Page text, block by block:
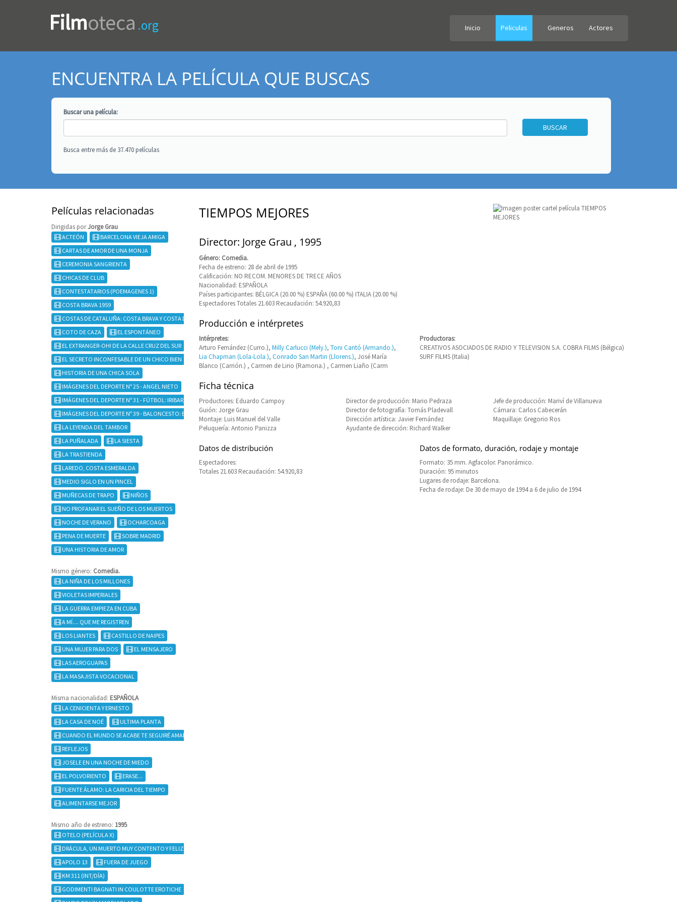
Filmoteca .org Inicio Peliculas Generos Actores
ENCUENTRA LA PELÍCULA QUE BUSCAS
Buscar unapelícula:
Busca entre más de 37.470 películas
Películas relacionadas
Dirigidas porJorge Grau
ACTEÓN
BARCELONA VIEJA AMIGA
CARTAS DE AMOR DE UNA MONJA
CEREMONIA SANGRIENTA
CHICAS DE CLUB
CONTESTATARIOS (POEMAGENES 1)
COSTA BRAVA 1959
COSTAS DE CATALUÑA: COSTA BRAVA Y COSTA DORADA
COTO DE CAZA
EL ESPONTÁNEO
EL EXTRANGER-OH! DE LA CALLE CRUZ DEL SUR
EL SECRETO INCONFESABLE DE UN CHICO BIEN
HISTORIA DE UNA CHICA SOLA
IMÁGENES DEL DEPORTE Nº 25 - ANGEL NIETO
IMÁGENES DEL DEPORTE Nº 31 - FÚTBOL: IRIBAR, EL CHOPO DE SAN MAMÉS
IMÁGENES DEL DEPORTE Nº 39 - BALONCESTO: EMILIANO
LA LEYENDA DEL TAMBOR
LA PUÑALADA
LA SIESTA
LA TRASTIENDA
LAREDO, COSTA ESMERALDA
MEDIO SIGLO EN UN PINCEL
MUÑECAS DE TRAPO
NIÑOS
NO PROFANAR EL SUEÑO DE LOS MUERTOS
NOCHE DE VERANO
OCHARCOAGA
PENA DE MUERTE
SOBRE MADRID
UNA HISTORIA DE AMOR
Mismo género: Comedia.
LA NIÑA DE LOS MILLONES
VIOLETAS IMPERIALES
LA GUERRA EMPIEZA EN CUBA
A MÍ.... QUE ME REGISTREN
LOS LIANTES
CASTILLO DE NAIPES
UNA MUJER PARA DOS
EL MENSAJERO
LAS AEROGUAPAS
LA MASAJISTA VOCACIONAL
Misma nacionalidad: ESPAÑOLA
LA CENICIENTA Y ERNESTO
LA CASA DE NOÉ
ULTIMA PLANTA
CUANDO EL MUNDO SE ACABE TE SEGUIRÉ AMANDO
REFLEJOS
JOSELE EN UNA NOCHE DE MIEDO
EL POLVORIENTO
ERASE...
FUENTE ÁLAMO: LA CARICIA DEL TIEMPO
ALIMENTARSE MEJOR
Mismo año de estreno: 1995
OTELO (PELÍCULA X)
DRÁCULA, UN MUERTO MUY CONTENTO Y FELIZ
APOLO 13
FUERA DE JUEGO
KM 311 (INT/DÍA)
GODIMENTI BAGNATI IN COULOTTE EROTICHE
TIEMPOS MEJORES
Director: Jorge Grau , 1995
Género: Comedia.
Fecha de estreno: 28 de abril de 1995
Calificación: NO RECOM. MENORES DE TRECE AÑOS
Nacionalidad: ESPAÑOLA
Países participantes: BÉLGICA (20.00 %) ESPAÑA (60.00 %) ITALIA (20.00 %)
Espectadores Totales 21.603 Recaudación: 54.920,83
Producción e intérpretes
Intérpretes:
Arturo Fernández (Curro.), Milly Carlucci (Mely.), Toni Cantó (Armando.),
Lia Chapman (Lola-Lola.), Conrado San Martin (Llorens.), José María
Blanco (Carrión.) , Carmen de Lirio (Ramona.) , Carmen Liaño (Carm
Productoras:
CREATIVOS ASOCIADOS DE RADIO Y TELEVISION S.A. COBRA FILMS (Bélgica)
SURF FILMS (Italia)
Ficha técnica
Productores: Eduardo Campoy Director de producción: Mario Pedraza
Jefe de producción: Mariví de Villanueva
Guión: Jorge Grau
Director de fotografía: Tomás Pladevall
Cámara: Carlos Cabecerán
Montaje: Luis Manuel del Valle
Dirección artística: Javier Fernández
Maquillaje: Gregorio Ros
Peluquería: Antonio Panizza
Ayudante de dirección: Richard Walker
Datos de distribución
Espectadores:
Totales 21.603 Recaudación: 54.920,83
Datos de formato, duración, rodaje y montaje
Formato: 35 mm. Agfacolor. Panorámico.
Duración: 95 minutos
Lugares de rodaje: Barcelona.
Fecha de rodaje: De 30 de mayo de 1994 a 6 de julio de 1994